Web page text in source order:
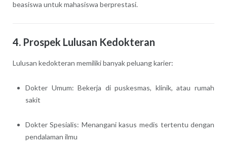
beasiswa untuk mahasiswa berprestasi.
4. Prospek Lulusan Kedokteran
Lulusan kedokteran memiliki banyak peluang karier:
Dokter Umum: Bekerja di puskesmas, klinik, atau rumah
sakit
Dokter Spesialis: Menangani kasus medis tertentu dengan
pendalaman ilmu